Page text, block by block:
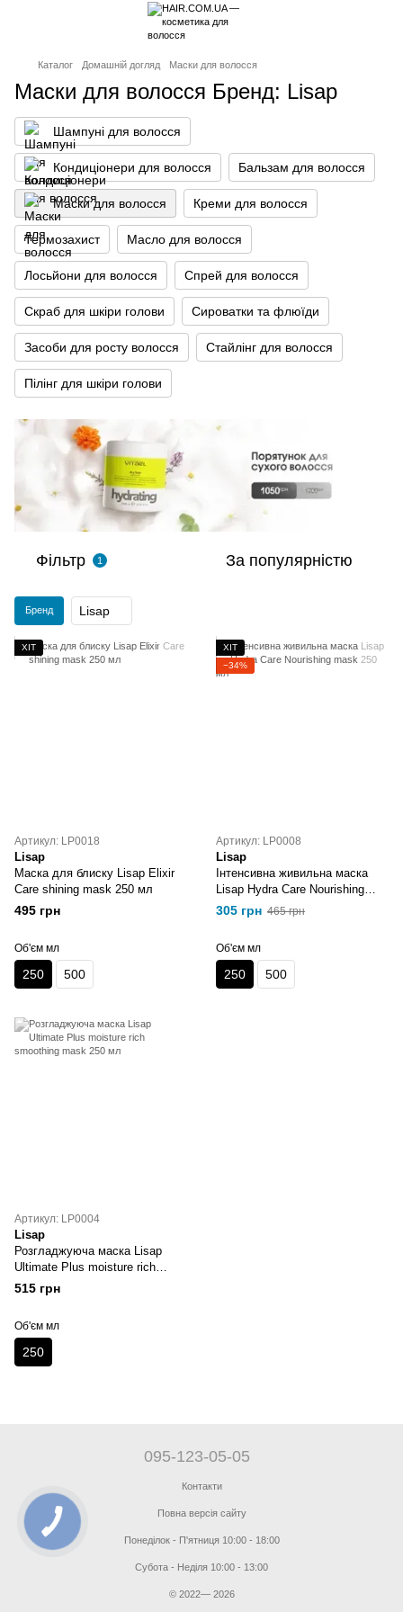
Каталог Домашній догляд Маски для волосся
Маски для волосся Бренд: Lisap
Шампуні для волосся
Кондиціонери для волосся Бальзам для волосся
Маски для волосся Креми для волосся
Термозахист Масло для волосся
Лосьйони для волосся Спрей для волосся
Скраб для шкіри голови Сироватки та флюїди
Засоби для росту волосся Стайлінг для волосся
Пілінг для шкіри голови
Фільтр 1 За популярністю
Бренд Lisap
ХІТ
Артикул: LP0018
Lisap
Маска для блиску Lisap Elixir
Care shining mask 250 мл
495 грн
Об'єм мл
250 500
ХІТ
−34%
Артикул: LP0008
Lisap
Інтенсивна живильна маска
Lisap Hydra Care Nourishing
mask 250 мл
305 грн 465 грн
Об'єм мл
250 500
Артикул: LP0004
Lisap
Розгладжуюча маска Lisap
Ultimate Plus moisture rich
smoothing mask 250 мл
515 грн
Об'єм мл
250
095-123-05-05
Контакти
Повна версія сайту
Понеділок - П'ятниця 10:00 - 18:00
Субота - Неділя 10:00 - 13:00
© 2022— 2026